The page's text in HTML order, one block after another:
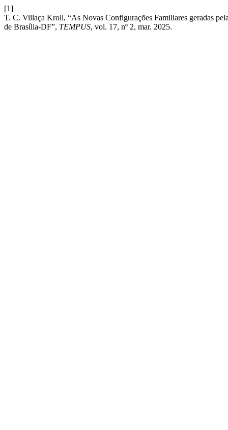
[1]
T. C. Villaça Kroll, “As Novas Configurações Familiares geradas
de Brasília-DF”, TEMPUS, vol. 17, nº 2, mar. 2025.